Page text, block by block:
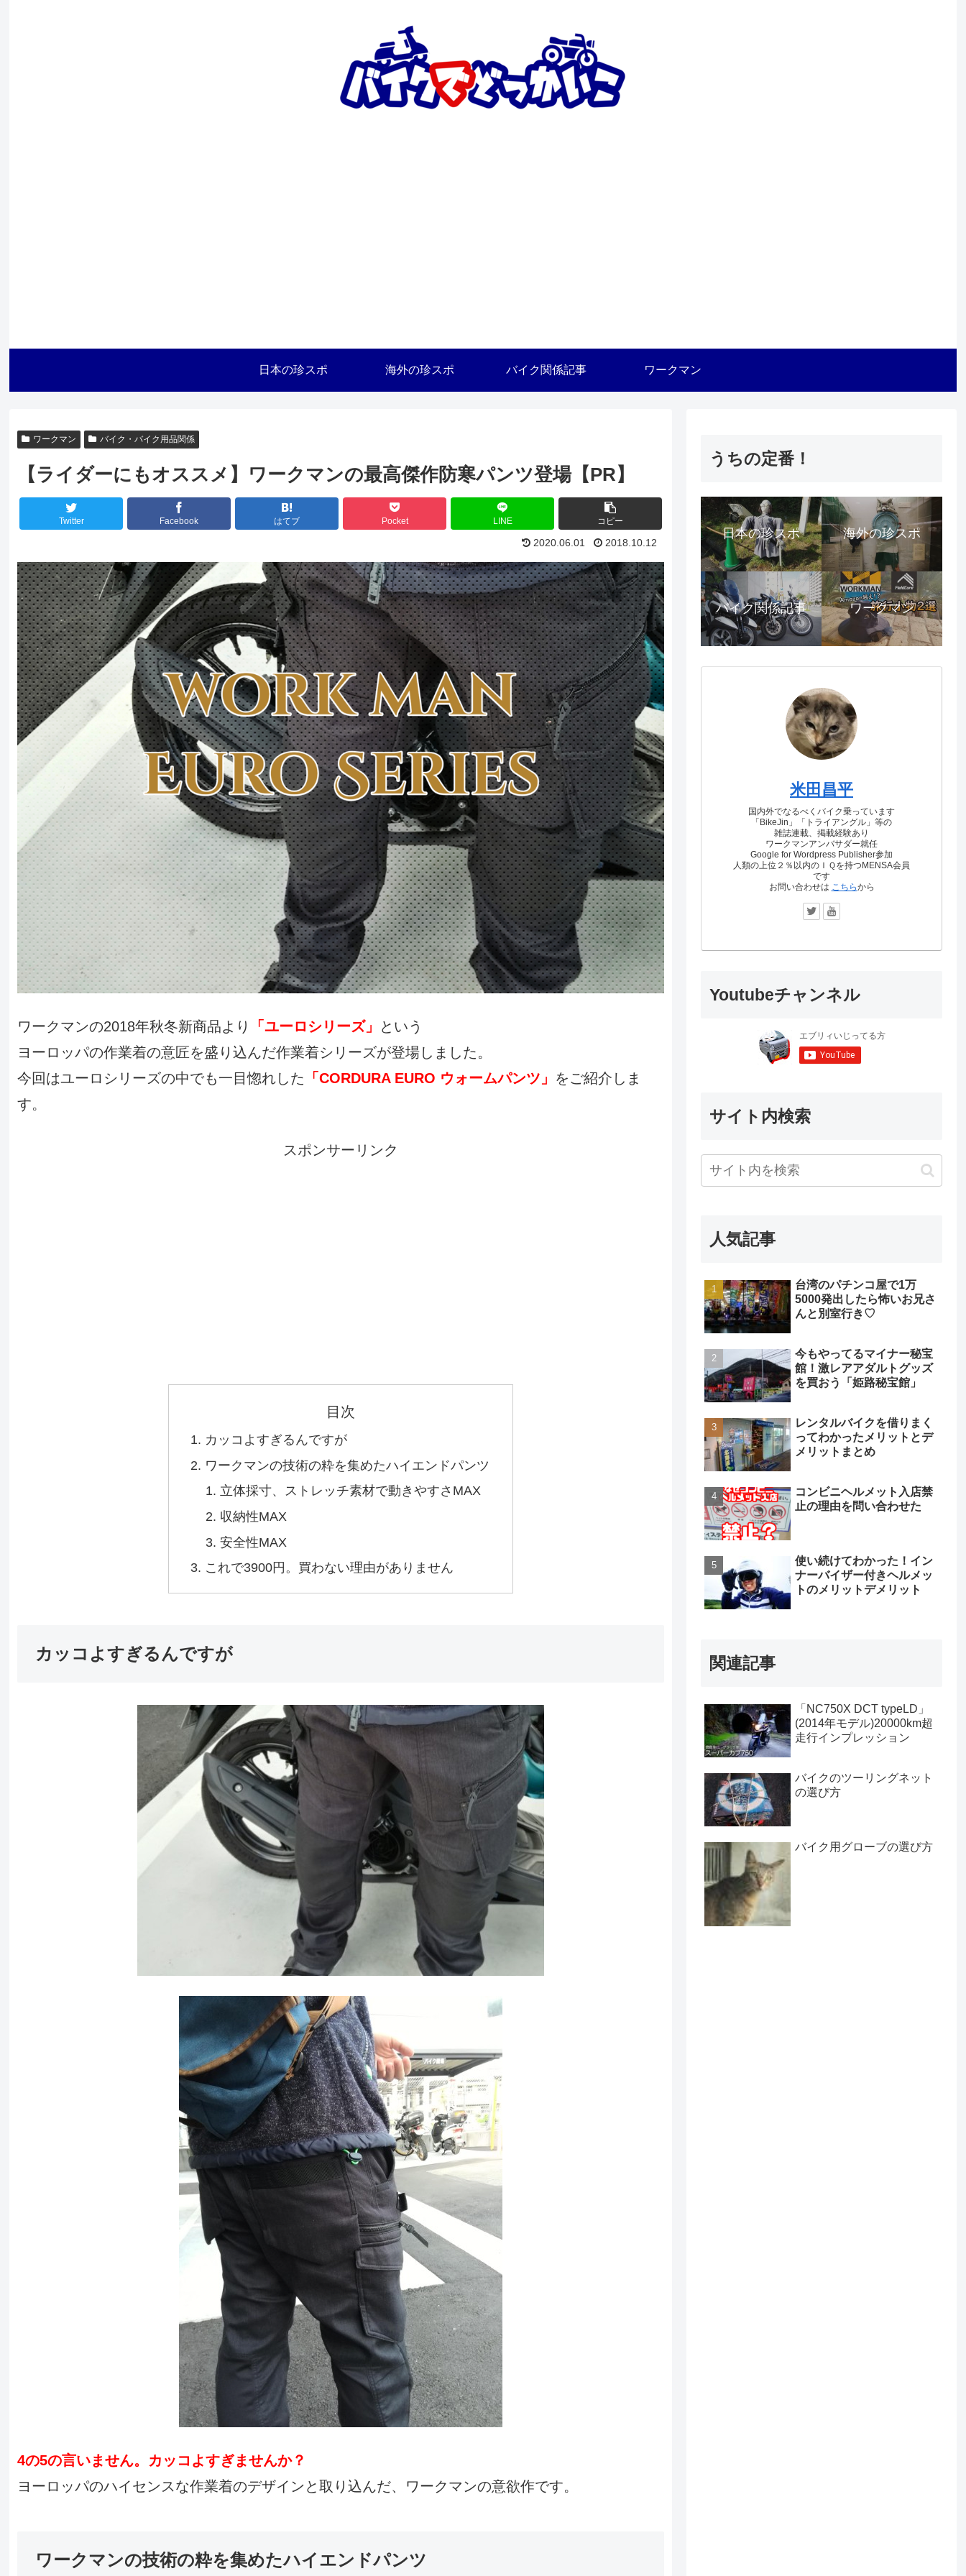
日本の珍スポ 海外の珍スポ バイク関係記事 ワークマン
ワークマン バイク・バイク用品関係
【ライダーにもオススメ】ワークマンの最高傑作防寒パンツ登場【PR】
Twitter Facebook はてブ Pocket LINE コピー
2020.06.01 2018.10.12
ワークマンの2018年秋冬新商品より 「ユーロシリーズ」
という
ヨーロッパの作業着の意匠を盛り込んだ作業着シリーズが登場しました。
今回はユーロシリーズの中でも一目惚れした 「CORDURA EURO ウォームパンツ」 をご紹介しま
す。
スポンサーリンク
目次
カッコよすぎるんですが
ワークマンの技術の粋を集めたハイエンドパンツ
立体採寸、ストレッチ素材で動きやすさMAX
収納性MAX
安全性MAX
これで3900円。買わない理由がありません
カッコよすぎるんですが
4の5の言いません。カッコよすぎませんか？
ヨーロッパのハイセンスな作業着のデザインと取り込んだ、ワークマンの意欲作です。
ワークマンの技術の粋を集めたハイエンドパンツ
うちの定番！
日本の珍スポ 海外の珍スポ
バイク関係記事 ワークマン
米田昌平
国内外でなるべくバイク乗っています
「BikeJin」「トライアングル」等の
雑誌連載、掲載経験あり
ワークマンアンバサダー就任
Google for Wordpress Publisher参加
人類の上位２％以内のＩＱを持つMENSA会員
です
お問い合わせは こちらから
Youtubeチャンネル
サイト内検索
人気記事
台湾のパチンコ屋で1万
5000発出したら怖いお兄さ
んと別室行き♡
今もやってるマイナー秘宝
館！激レアアダルトグッズ
を買おう「姫路秘宝館」
レンタルバイクを借りまく
ってわかったメリットとデ
メリットまとめ
コンビニヘルメット入店禁
止の理由を問い合わせた
使い続けてわかった！イン
ナーバイザー付きヘルメッ
トのメリットデメリット
関連記事
「NC750X DCT typeLD」
(2014年モデル)20000km超
走行インプレッション
バイクのツーリングネット
の選び方
バイク用グローブの選び方